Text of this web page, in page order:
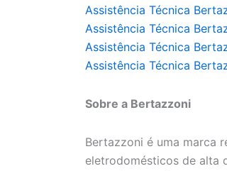
Assistência Técnica
Assistência Técnica
Assistência Técnica
Assistência Técnica
Sobre a Bertazzoni
Bertazzoni é uma marca
eletrodomésticos de alta